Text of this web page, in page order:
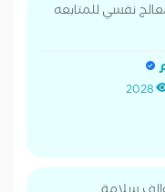
نفسي للمتابعه
2028